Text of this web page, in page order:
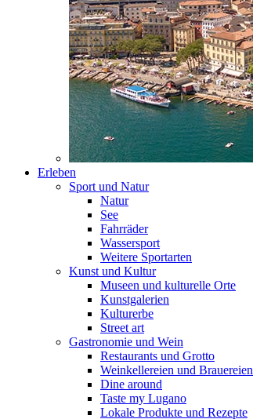
Erleben
Sport und Natur
Natur
See
Fahrräder
Wassersport
Weitere Sportarten
Kunst und Kultur
Museen und kulturelle Orte
Kunstgalerien
Kulturerbe
Street art
Gastronomie und Wein
Restaurants und Grotto
Weinkellereien und Brauereien
Dine around
Taste my Lugano
Lokale Produkte und Rezepte